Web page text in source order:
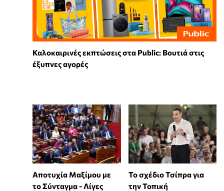
Καλοκαιρινές εκπτώσεις στα Public: Βουτιά στις
έξυπνες αγορές
Αποτυχία Μαξίμου με
το Σύνταγμα - Λίγες
Το σχέδιο Τσίπρα για
την Τοπική